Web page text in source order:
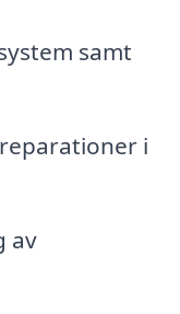
samt
i
av